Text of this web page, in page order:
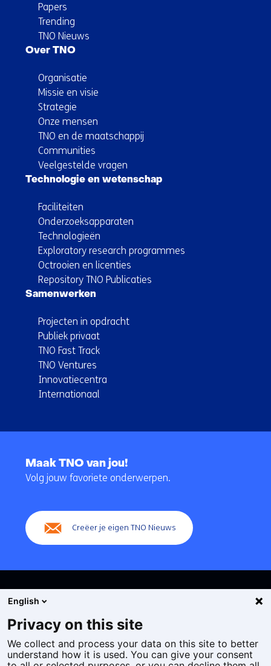
Papers
Trending
TNO Nieuws
Over TNO
Organisatie
Missie en visie
Strategie
Onze mensen
TNO en de maatschappij
Communities
Veelgestelde vragen
Technologie en wetenschap
Faciliteiten
Onderzoeksapparaten
Technologieën
Exploratory research programmes
Octrooien en licenties
Repository TNO Publicaties
Samenwerken
Projecten in opdracht
Publiek privaat
TNO Fast Track
TNO Ventures
Innovatiecentra
Internationaal
navigatie
Maak TNO van jou!
Volg jouw favoriete onderwerpen.
Creëer je eigen TNO Nieuws
Cookies
Privacy statement
English
Privacy on this site
We collect and process your data on this site to better
understand how it is used. You can give your consent